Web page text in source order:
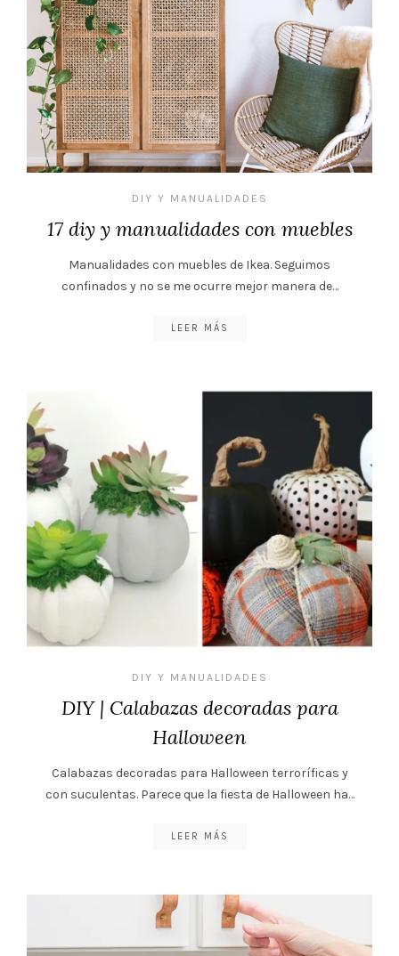
DIY Y MANUALIDADES
17 diy y manualidades con muebles
Manualidades con muebles de Ikea. Seguimos
confinados y no se me ocurre mejor manera de…
LEER MÁS
DIY Y MANUALIDADES
DIY | Calabazas decoradas para
Halloween
Calabazas decoradas para Halloween terroríficas y
con suculentas. Parece que la fiesta de Halloween ha…
LEER MÁS